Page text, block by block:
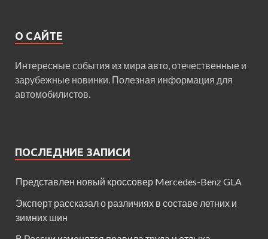
О САЙТЕ
Интересные события из мира авто, отечественные и
зарубежные новинки. Полезная информация для
автомобилистов.
ПОСЛЕДНИЕ ЗАПИСИ
Представлен новый кроссовер Mercedes-Benz GLA
Эксперт рассказал о различиях в составе летних и
зимних шин